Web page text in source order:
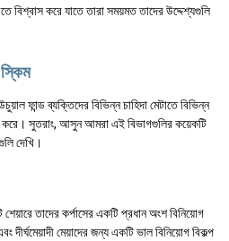
বিশ্বাস করে যাতে তারা সময়মত তাদের উদ্দেশ্যগুলি
ফান্ড ব্যক্তিদের বিভিন্ন চাহিদা মেটাতে বিভিন্ন
করে। সুতরাং, আসুন আমরা এই বিভাগগুলির কয়েকটি
দেখি।
তাদের কর্পাসের একটি প্রধান অংশ বিনিয়োগ
মেয়াদের জন্য একটি ভাল বিনিয়োগ বিকল্প